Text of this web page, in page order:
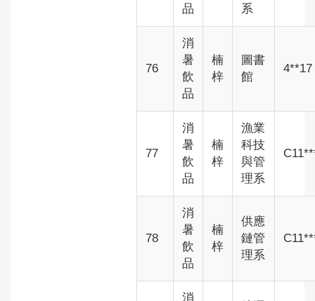
品
系
76
消
暑
飲
品
楠
梓
圖書
館
4**17
77
消
暑
飲
品
楠
梓
漁業
科技
與管
理系
78
消
暑
飲
品
楠
梓
供應
鏈管
理系
消